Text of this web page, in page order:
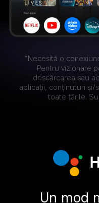
*Necesită o
Pentru vizionare
descărcarea sau
aplicații, conținuturi și/
toate țările.
Un mod